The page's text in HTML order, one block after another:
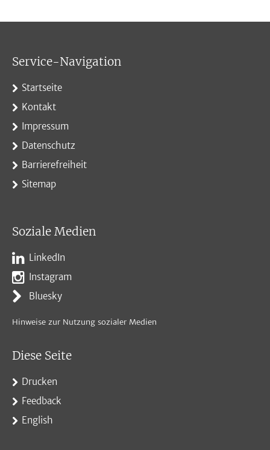
Service-Navigation
Startseite
Kontakt
Impressum
Datenschutz
Barrierefreiheit
Sitemap
Soziale Medien
LinkedIn
Instagram
Bluesky
Hinweise zur Nutzung sozialer Medien
Diese Seite
Drucken
Feedback
English